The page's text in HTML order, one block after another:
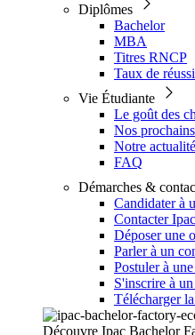
Diplômes
Bachelor
MBA
Titres RNCP
Taux de
Vie Étudiante
Le goût des
Nos
Notre actualité
FAQ
Démarches &
Candidater à
Contacter
Déposer une
Parler à un
Postuler à
S'inscrire à
Télécharger
Découvre Ipac Bachelor